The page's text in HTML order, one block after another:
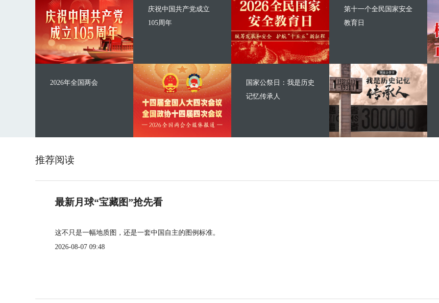
庆祝中国共产党成立
105周年
2026年全国两会
第十一个全民国家安全
教育日
国家公祭日：我是历史
记忆传承人
推荐阅读
最新月球“宝藏图”抢先看
这不只是一幅地质图，还是一套中国自主的图例标准。
2026-08-07 09:48